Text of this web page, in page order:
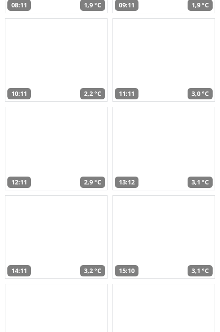
08:11 1,9 °C 09:11 1,9 °C
10:11 2,2 °C 11:11 3,0 °C
12:11 2,9 °C 13:12 3,1 °C
14:11 3,2 °C 15:10 3,1 °C